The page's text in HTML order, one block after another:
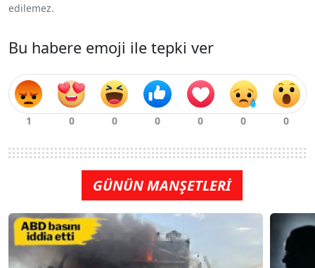
edilemez.
Bu habere emoji ile tepki ver
GÜNÜN MANŞETLERİ